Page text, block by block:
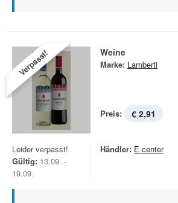
Verpasst! Weine
Marke: Lamberti
Preis: € 2,91
Leider verpasst!
Gültig: 13.09. -
19.09.
Händler: E center